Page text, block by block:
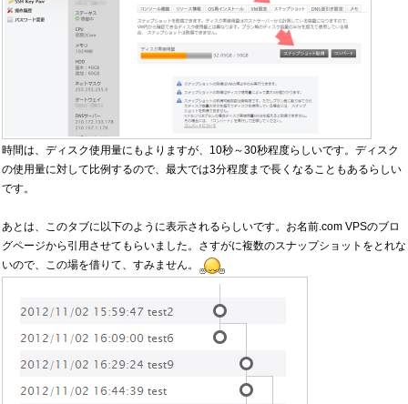
時間は、ディスク使用量にもよりますが、10秒～30秒程度らしいです。ディスク
の使用量に対して比例するので、最大では3分程度まで長くなることもあるらしい
です。
あとは、このタブに以下のように表示されるらしいです。お名前.com VPSのブロ
グページから引用させてもらいました。さすがに複数のスナップショットをとれな
いので、この場を借りて、すみません。